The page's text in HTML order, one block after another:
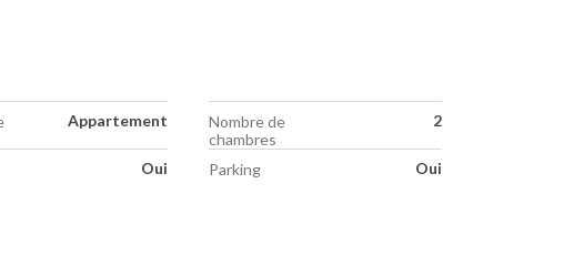
Appartement
Nombre de
chambres
2
Oui Parking Oui